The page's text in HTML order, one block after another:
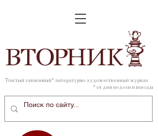
ВТОРНИК
Толстый зависимый* литературно-художественный журнал
* от дня недели и погоды